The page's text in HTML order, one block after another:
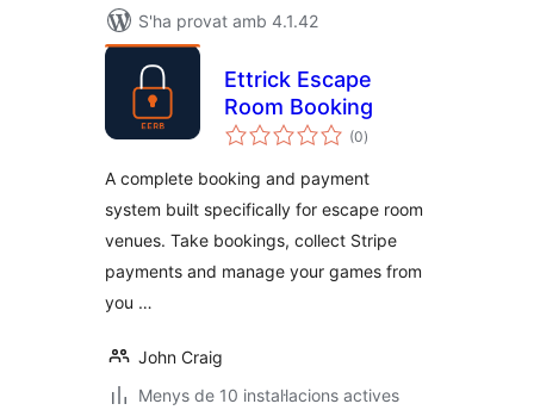
S'ha provat amb 4.1.42
Ettrick Escape
Room Booking
(0puntuacions
totals
)
A complete booking and payment
system built specifically for escape room
venues. Take bookings, collect Stripe
payments and manage your games from
you …
John Craig
Menys de 10 instal·lacions actives